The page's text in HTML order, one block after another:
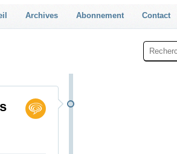
Archives Abonnement Contact